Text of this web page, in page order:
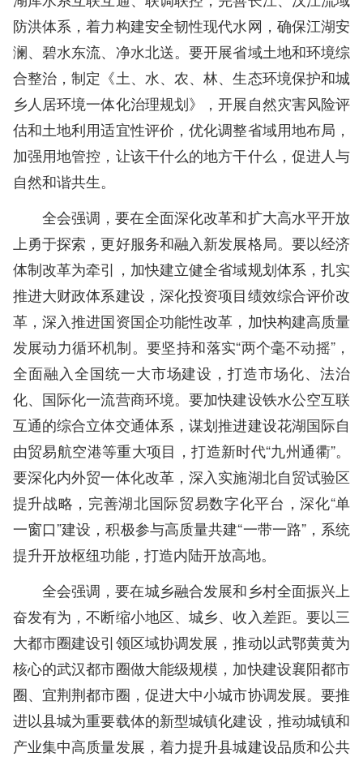
防洪体系，着力构建安全韧性现代水网，确保江湖安
澜、碧水东流、净水北送。要开展省域土地和环境综
合整治，制定《土、水、农、林、生态环境保护和城
乡人居环境一体化治理规划》，开展自然灾害风险评
估和土地利用适宜性评价，优化调整省域用地布局，
加强用地管控，让该干什么的地方干什么，促进人与
自然和谐共生。
全会强调，要在全面深化改革和扩大高水平开放
上勇于探索，更好服务和融入新发展格局。要以经济
体制改革为牵引，加快建立健全省域规划体系，扎实
推进大财政体系建设，深化投资项目绩效综合评价改
革，深入推进国资国企功能性改革，加快构建高质量
发展动力循环机制。要坚持和落实“两个毫不动摇”，
全面融入全国统一大市场建设，打造市场化、法治
化、国际化一流营商环境。要加快建设铁水公空互联
互通的综合立体交通体系，谋划推进建设花湖国际自
由贸易航空港等重大项目，打造新时代“九州通衢”。
要深化内外贸一体化改革，深入实施湖北自贸试验区
提升战略，完善湖北国际贸易数字化平台，深化“单
一窗口”建设，积极参与高质量共建“一带一路”，系统
提升开放枢纽功能，打造内陆开放高地。
全会强调，要在城乡融合发展和乡村全面振兴上
奋发有为，不断缩小地区、城乡、收入差距。要以三
大都市圈建设引领区域协调发展，推动以武鄂黄黄为
核心的武汉都市圈做大能级规模，加快建设襄阳都市
圈、宜荆荆都市圈，促进大中小城市协调发展。要推
进以县城为重要载体的新型城镇化建设，推动城镇和
产业集中高质量发展，着力提升县城建设品质和公共